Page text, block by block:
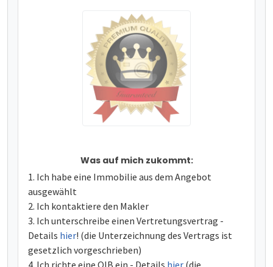
Was auf mich zukommt:
Ich habe eine Immobilie aus dem Angebot
ausgewählt
Ich kontaktiere den Makler
Ich unterschreibe einen Vertretungsvertrag -
Details hier! (die Unterzeichnung des Vertrags ist
gesetzlich vorgeschrieben)